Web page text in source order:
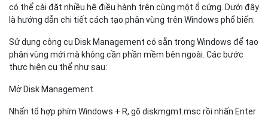
có thể cài đặt nhiều hệ điều hành trên cùng một ổ cứng. Dưới đây
là hướng dẫn chi tiết cách tạo phân vùng trên Windows phổ biến:
Sử dụng công cụ Disk Management có sẵn trong Windows để tạo
phân vùng mới mà không cần phần mềm bên ngoài. Các bước
thực hiện cụ thể như sau:
Mở Disk Management
Nhấn tổ hợp phím Windows + R, gõ diskmgmt.msc rồi nhấn Enter